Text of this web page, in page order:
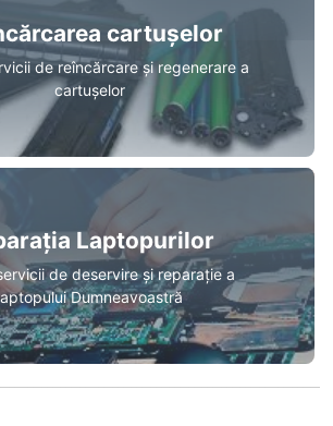
cartușelor
de reîncărcare și regenerare a
cartușelor
Laptopurilor
de deservire și reparație a
Dumneavoastră